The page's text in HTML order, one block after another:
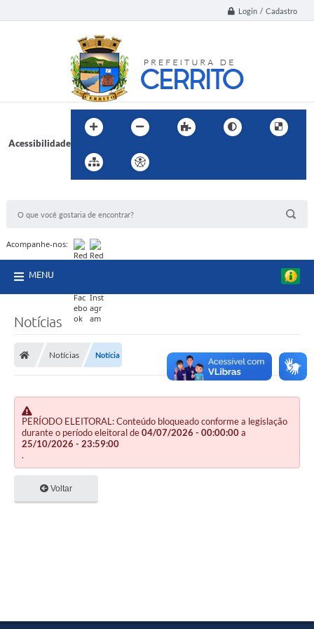
Login / Cadastro
Acessibilidade
Acompanhe-nos:
MENU
Notícias
Notícias Notícia
PERÍODO ELEITORAL: Conteúdo bloqueado conforme a legislação
durante o período eleitoral de04/07/2026 - 00:00:00a
25/10/2026 - 23:59:00
.
Voltar